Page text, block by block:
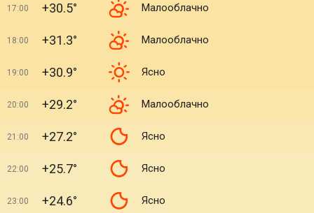
17:00 +30.5° Малооблачно
18:00 +31.3° Малооблачно
19:00 +30.9° Ясно
20:00 +29.2° Малооблачно
21:00 +27.2° Ясно
22:00 +25.7° Ясно
23:00 +24.6° Ясно